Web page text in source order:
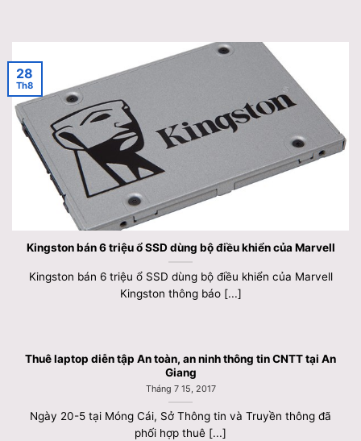
Kingston bán 6 triệu ổ SSD dùng bộ điều khiển của Marvell
Kingston bán 6 triệu ổ SSD dùng bộ điều khiển của Marvell
Kingston thông báo [...]
28
Th8
Thuê laptop diễn tập An toàn, an ninh thông tin CNTT tại An
Giang
Tháng 7 15, 2017
Ngày 20-5 tại Móng Cái, Sở Thông tin và Truyền thông đã
phối hợp thuê [...]